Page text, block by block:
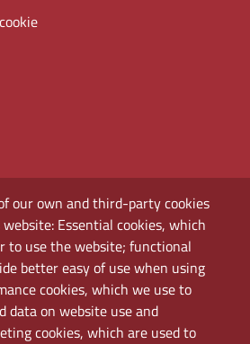
our own and third-party cookies
Essential cookies, which
to use the website; functional
better easy of use when using
cookies, which we use to
data on website use and
cookies, which are used to